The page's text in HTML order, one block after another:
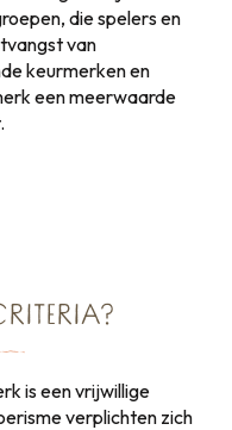
die spelers en
van
keurmerken en
een meerwaarde
is een vrijwillige
verplichten zich